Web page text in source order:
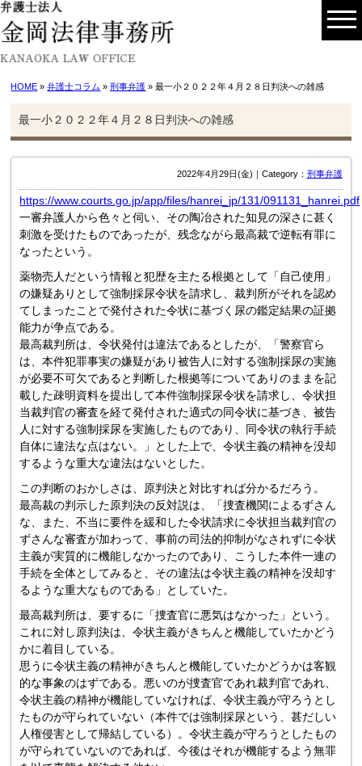
HOME »弁護士コラム »刑事弁護 » 最一小２０２２年４月２８日判決への雑感
最一小２０２２年４月２８日判決への雑感
2022年4月29日(金)｜Category： 刑事弁護
https://www.courts.go.jp/app/files/hanrei_jp/131/091131_hanrei.pdf
一審弁護人から色々と伺い、その陶冶された知見の深さに甚く
刺激を受けたものであったが、残念ながら最高裁で逆転有罪に
なったという。
薬物売人だという情報と犯歴を主たる根拠として「自己使用」
の嫌疑ありとして強制採尿令状を請求し、裁判所がそれを認め
てしまったことで発付された令状に基づく尿の鑑定結果の証拠
能力が争点である。
最高裁判所は、令状発付は違法であるとしたが、「警察官ら
は、本件犯罪事実の嫌疑があり被告人に対する強制採尿の実施
が必要不可欠であると判断した根拠等についてありのままを記
載した疎明資料を提出して本件強制採尿令状を請求し、令状担
当裁判官の審査を経て発付された適式の同令状に基づき、被告
人に対する強制採尿を実施したものであり、同令状の執行手続
自体に違法な点はない。」とした上で、令状主義の精神を没却
するような重大な違法はないとした。
この判断のおかしさは、原判決と対比すれば分かるだろう。
最高裁の判示した原判決の反対説は、「捜査機関によるずさん
な、また、不当に要件を緩和した令状請求に令状担当裁判官の
ずさんな審査が加わって、事前の司法的抑制がなされずに令状
主義が実質的に機能しなかったのであり、こうした本件一連の
手続を全体としてみると、その違法は令状主義の精神を没却す
るような重大なものである」としていた。
最高裁判所は、要するに「捜査官に悪気はなかった」という。
これに対し原判決は、令状主義がきちんと機能していたかどう
かに着目している。
思うに令状主義の精神がきちんと機能していたかどうかは客観
的な事象のはずである。悪いのが捜査官であれ裁判官であれ、
令状主義の精神が機能していなければ、令状主義が守ろうとし
たものが守られていない（本件では強制採尿という、甚だしい
人権侵害として帰結している）。令状主義が守ろうとしたもの
が守られていないのであれば、今後はそれが機能するよう無罪